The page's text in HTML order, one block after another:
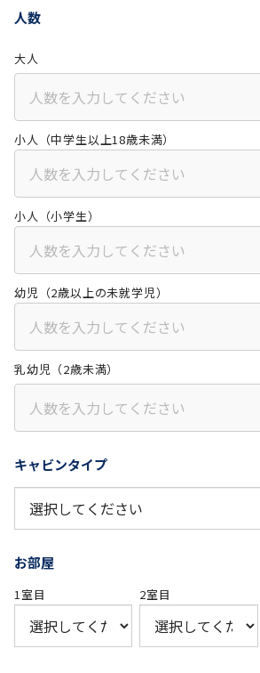
人数
大人
小人（中学生以上18歳未満）
小人（小学生）
幼児（2歳以上の未就学児）
乳幼児（2歳未満）
キャビンタイプ
お部屋
1室目 2室目